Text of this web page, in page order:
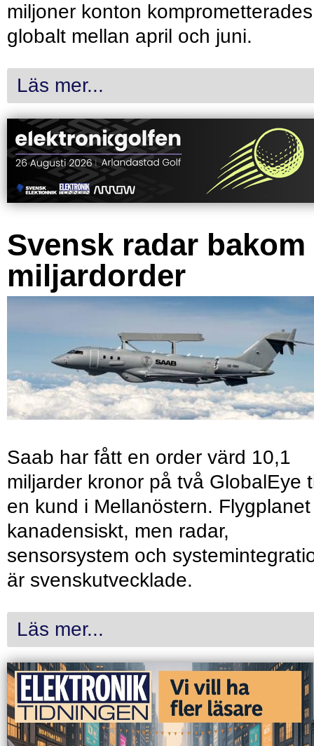
miljoner konton komprometterades
globalt mellan april och juni.
Läs mer...
Svensk radar bakom
miljardorder
Saab har fått en order värd 10,1
miljarder kronor på två GlobalEye
en kund i Mellanöstern.
kanadensiskt, men radar,
sensorsystem och
är svenskutvecklade.
Läs mer...